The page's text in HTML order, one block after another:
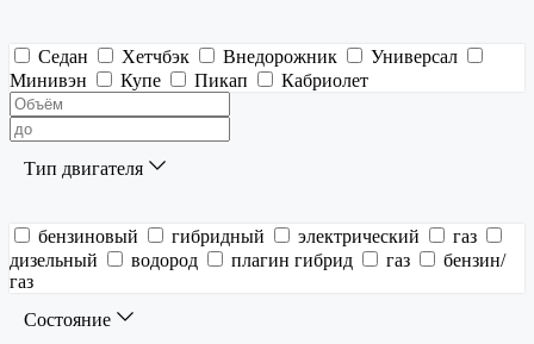
Седан Хетчбэк Внедорожник
Универсал
Минивэн
Купе Пикап Кабриолет
Тип двигателя
бензиновый гибридный электрический
газ
дизельный
водород плагин гибрид газ
бензин/
газ
Состояние